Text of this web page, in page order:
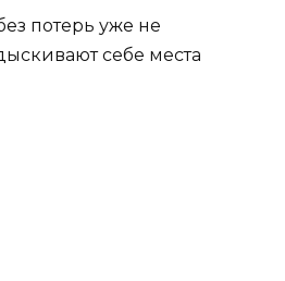
потерь уже не
себе места